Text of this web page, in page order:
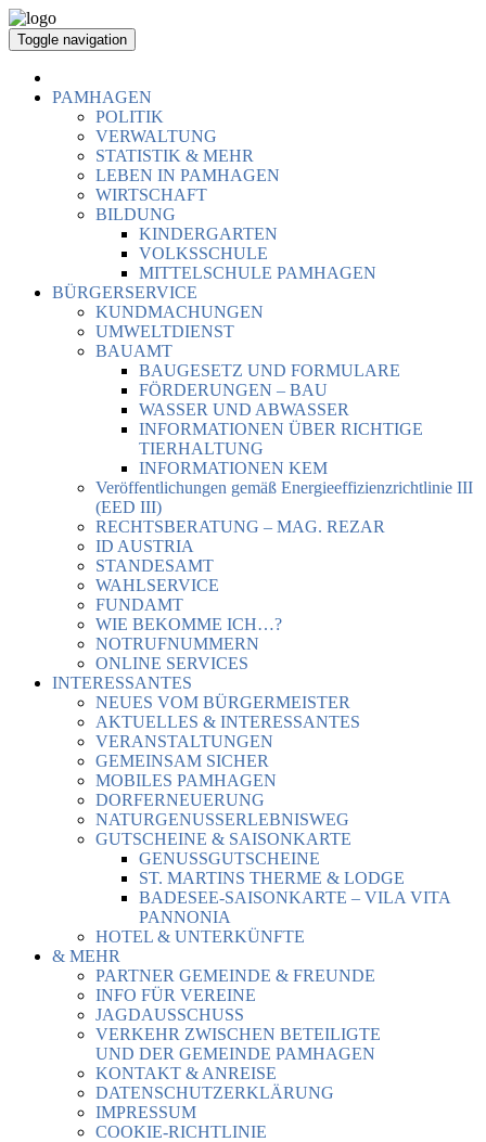
Toggle navigation
PAMHAGEN
POLITIK
VERWALTUNG
STATISTIK & MEHR
LEBEN IN PAMHAGEN
WIRTSCHAFT
BILDUNG
KINDERGARTEN
VOLKSSCHULE
MITTELSCHULE PAMHAGEN
BÜRGERSERVICE
KUNDMACHUNGEN
UMWELTDIENST
BAUAMT
BAUGESETZ UND FORMULARE
FÖRDERUNGEN – BAU
WASSER UND ABWASSER
INFORMATIONEN ÜBER RICHTIGE
TIERHALTUNG
INFORMATIONEN KEM
Veröffentlichungen gemäß Energieeffizienzrichtlinie III
(EED III)
RECHTSBERATUNG – MAG. REZAR
ID AUSTRIA
STANDESAMT
WAHLSERVICE
FUNDAMT
WIE BEKOMME ICH…?
NOTRUFNUMMERN
ONLINE SERVICES
INTERESSANTES
NEUES VOM BÜRGERMEISTER
AKTUELLES & INTERESSANTES
VERANSTALTUNGEN
GEMEINSAM SICHER
MOBILES PAMHAGEN
DORFERNEUERUNG
NATURGENUSSERLEBNISWEG
GUTSCHEINE & SAISONKARTE
GENUSSGUTSCHEINE
ST. MARTINS THERME & LODGE
BADESEE-SAISONKARTE – VILA VITA
PANNONIA
HOTEL & UNTERKÜNFTE
& MEHR
PARTNER GEMEINDE & FREUNDE
INFO FÜR VEREINE
JAGDAUSSCHUSS
VERKEHR ZWISCHEN BETEILIGTE
UND DER GEMEINDE PAMHAGEN
KONTAKT & ANREISE
DATENSCHUTZERKLÄRUNG
IMPRESSUM
COOKIE-RICHTLINIE